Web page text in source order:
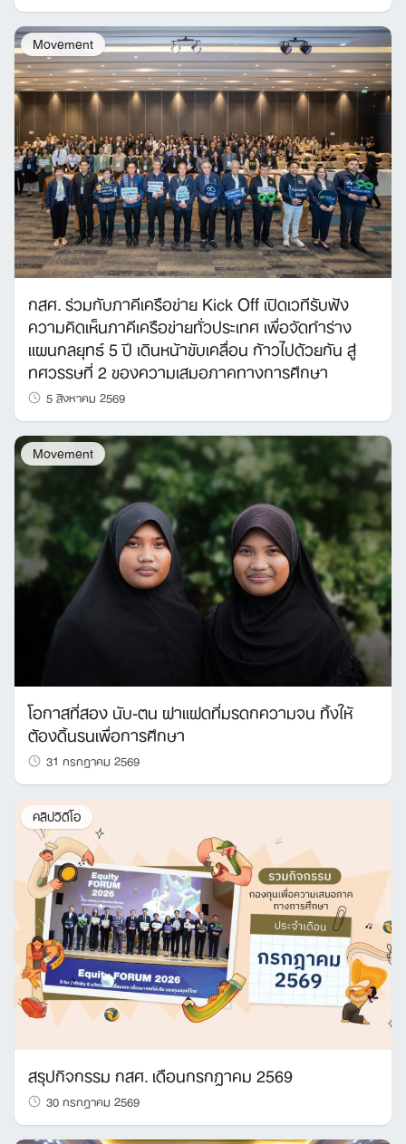
Movement
กสศ. ร่วมกับภาคีเครือข่าย Kick Off เปิดเวทีรับฟัง
ความคิดเห็นภาคีเครือข่ายทั่วประเทศ เพื่อจัดทำร่าง
แผนกลยุทธ์ 5 ปี เดินหน้าขับเคลื่อน ก้าวไปด้วยกัน สู่
ทศวรรษที่ 2 ของความเสมอภาคทางการศึกษา
5 สิงหาคม 2569
Movement
โอกาสที่สอง นับ-ตน ฝาแฝดที่มรดกความจน ทิ้งให้
ต้องดิ้นรนเพื่อการศึกษา
31 กรกฎาคม 2569
คลิปวิดีโอ
สรุปกิจกรรม กสศ. เดือนกรกฎาคม 2569
30 กรกฎาคม 2569